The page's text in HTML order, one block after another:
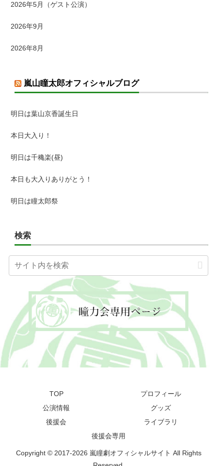
2026年5月（ゲスト公演）
2026年9月
2026年8月
嵐山瞳太郎オフィシャルブログ
明日は葉山京香誕生日
本日大入り！
明日は千穐楽(昼)
本日も大入りありがとう！
明日は瞳太郎祭
検索
TOP
プロフィール
公演情報
グッズ
後援会
ライブラリ
後援会専用
Copyright © 2017-2026 嵐瞳劇オフィシャルサイト All Rights